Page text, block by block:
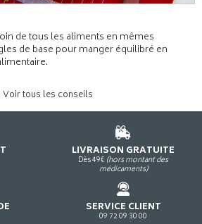
de tous les aliments en mêmes
de base pour manger équilibré en
Voir tous les conseils
LIVRAISON GRATUITE
Dès 49€ (hors montant des
médicaments)
SERVICE CLIENT
09 72 09 30 00